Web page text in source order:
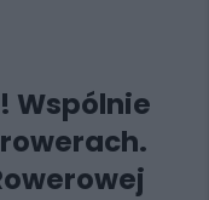
Wspólnie